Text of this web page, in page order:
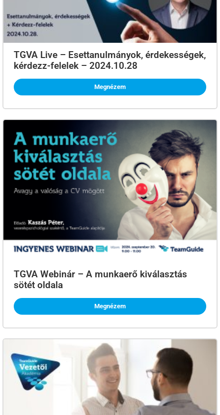
TGVA Live – Esettanulmányok, érdekességek,
kérdezz-felelek – 2024.10.28
Megnézem
TGVA Webinár – A munkaerő kiválasztás
sötét oldala
Megnézem